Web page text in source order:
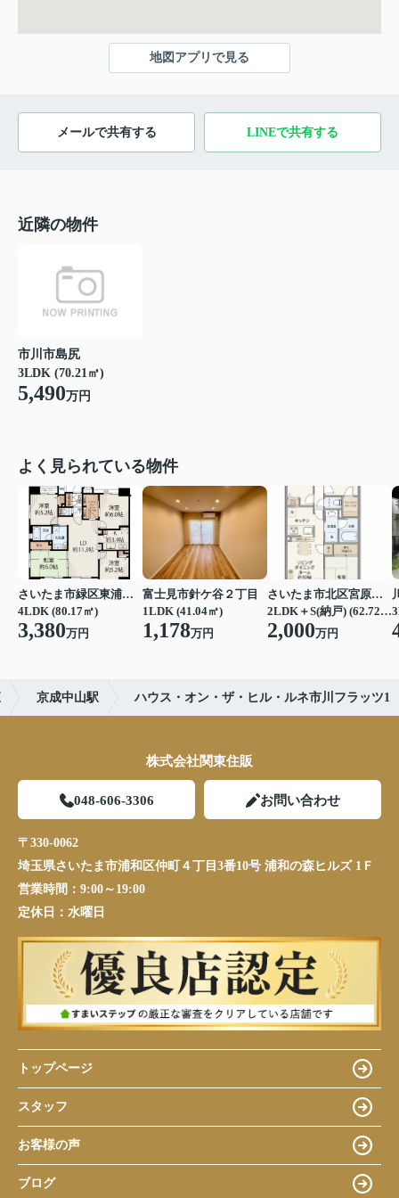
地図アプリで見る
メールで共有する LINEで共有する
近隣の物件
市川市島尻
3LDK (70.21㎡)
5,490万円
よく見られている物件
さいたま市緑区東浦和７丁目
4LDK (80.17㎡)
3,380万円
富士見市針ケ谷２丁目
1LDK (41.04㎡)
1,178万円
さいたま市北区宮原町４丁目
2LDK＋S(納戸) (62.72㎡)
2,000万円
京成中山駅 ハウス・オン・ザ・ヒル・ルネ市川フラッツ1
株式会社関東住販
048-606-3306 お問い合わせ
〒330-0062
埼玉県さいたま市浦和区仲町４丁目3番10号 浦和の森ヒルズ 1Ｆ
営業時間： 9:00～19:00
定休日： 水曜日
トップページ
スタッフ
お客様の声
ブログ